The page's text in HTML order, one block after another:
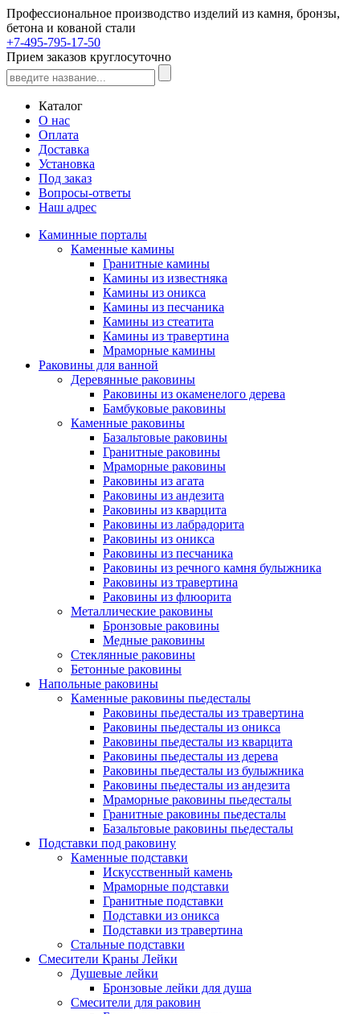
Профессиональное производство изделий из камня, бронзы,
бетона и кованой стали
+7-495-795-17-50
Прием заказов круглосуточно
Каталог
О нас
Оплата
Доставка
Установка
Под заказ
Вопросы-ответы
Наш адрес
Каминные порталы
Каменные камины
Гранитные камины
Камины из известняка
Камины из оникса
Камины из песчаника
Камины из стеатита
Камины из травертина
Мраморные камины
Раковины для ванной
Деревянные раковины
Раковины из окаменелого дерева
Бамбуковые раковины
Каменные раковины
Базальтовые раковины
Гранитные раковины
Мраморные раковины
Раковины из агата
Раковины из андезита
Раковины из кварцита
Раковины из лабрадорита
Раковины из оникса
Раковины из песчаника
Раковины из речного камня булыжника
Раковины из травертина
Раковины из флюорита
Металлические раковины
Бронзовые раковины
Медные раковины
Стеклянные раковины
Бетонные раковины
Напольные раковины
Каменные раковины пьедесталы
Раковины пьедесталы из травертина
Раковины пьедесталы из оникса
Раковины пьедесталы из кварцита
Раковины пьедесталы из дерева
Раковины пьедесталы из булыжника
Раковины пьедесталы из андезита
Мраморные раковины пьедесталы
Гранитные раковины пьедесталы
Базальтовые раковины пьедесталы
Подставки под раковину
Каменные подставки
Искусственный камень
Мраморные подставки
Гранитные подставки
Подставки из оникса
Подставки из травертина
Стальные подставки
Смесители Краны Лейки
Душевые лейки
Бронзовые лейки для душа
Смесители для раковин